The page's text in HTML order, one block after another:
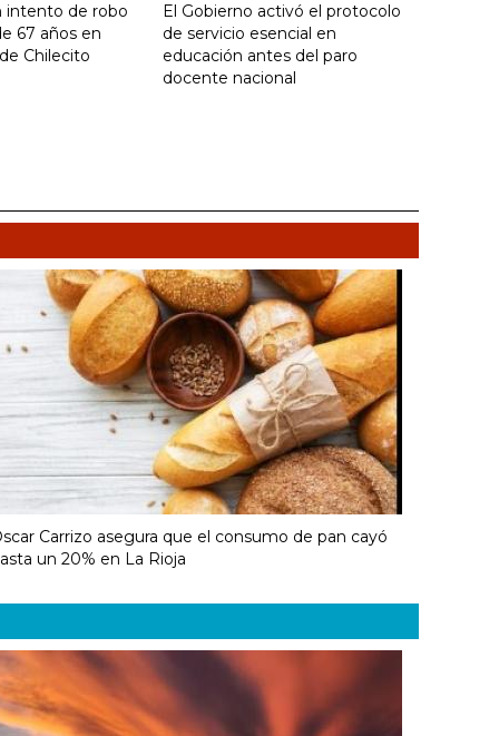
intento de robo
67 años en
Chilecito
El Gobierno activó el protocolo
de servicio esencial en
educación antes del paro
docente nacional
Carrizo asegura que el consumo de pan cayó
un 20% en La Rioja